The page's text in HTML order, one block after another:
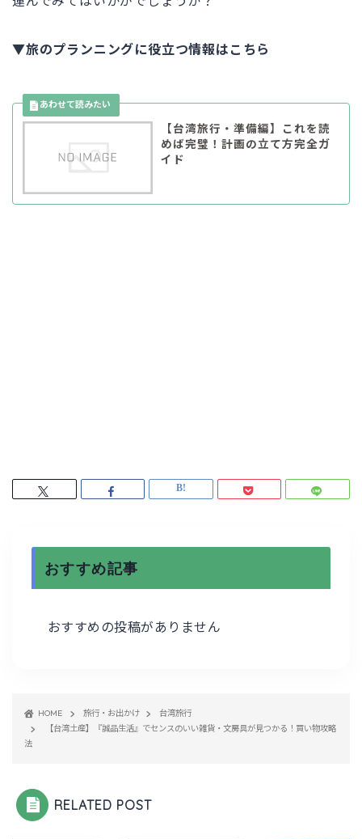
▼旅のプランニングに役立つ情報はこちら
【台湾旅行・準備編】これを読
めば完璧！計画の立て方完全ガ
イド
おすすめ記事
おすすめの投稿がありません
HOME 旅行・お出かけ
台湾旅行
【台湾土産】『誠品生活』でセンスのいい雑貨・文房具が見つかる！買い物攻略
法
RELATED POST